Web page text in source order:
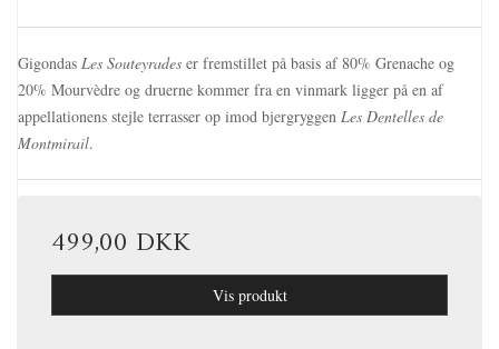
Gigondas Les Souteyrades er fremstillet på basis af 80% Grenache og
20% Mourvèdre og druerne kommer fra en vinmark ligger på en af
appellationens stejle terrasser op imod bjergryggen Les Dentelles de
Montmirail.
499,00 DKK
Vis produkt